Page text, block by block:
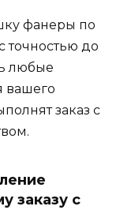
фанеры по
точностью до
любые
вашего
заказ с
заказу с